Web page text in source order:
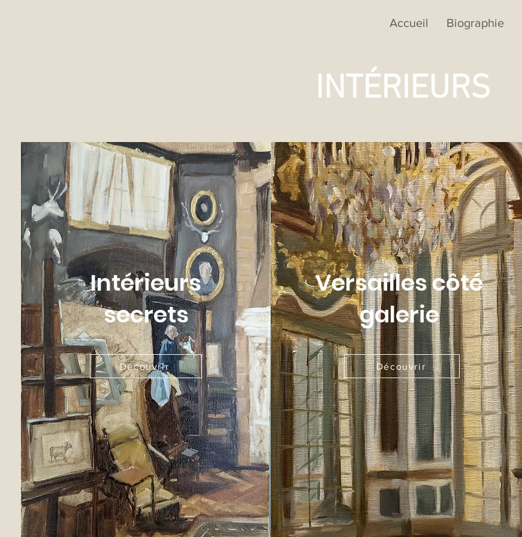
Accueil Biographie
INTÉRIEURS
Intérieurs
secrets
Découvrir
Versailles côté
galerie
Découvrir